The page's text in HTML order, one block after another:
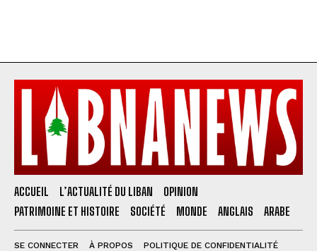
ACCUEIL L’ACTUALITÉ DU LIBAN
OPINION
PATRIMOINE ET HISTOIRE
SOCIÉTÉ MONDE ANGLAIS ARABE
SE CONNECTER À PROPOS
POLITIQUE DE CONFIDENTIALITÉ